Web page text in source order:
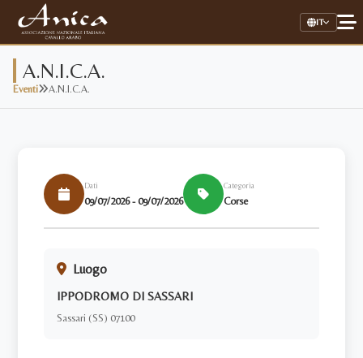
IT
Il Cavallo Arabo
Allevamenti
Stud Book Online
Link Utili
A.N.I.C.A.
Eventi A.N.I.C.A.
Dati
09/07/2026 - 09/07/2026
Categoria
Corse
Luogo
IPPODROMO DI SASSARI
Sassari (SS) 07100